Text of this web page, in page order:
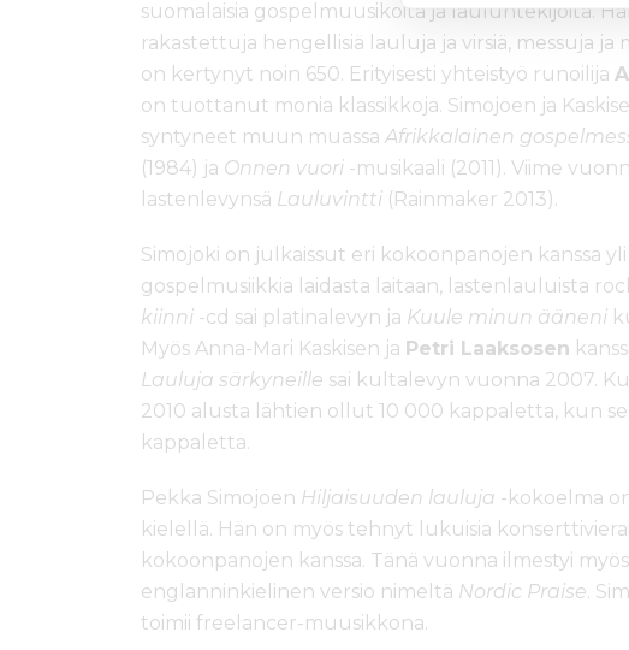
suomalaisia gospelmuusikoita ja lauluntekijöitä.
rakastettuja hengellisiä lauluja ja virsiä, messuja ja
on kertynyt noin 650. Erityisesti yhteistyö runoilija
on tuottanut monia klassikkoja. Simojoen ja
syntyneet muun muassa Afrikkalainen
(1984) ja Onnen vuori -musikaali (2011). Viime
lastenlevynsä Lauluvintti (Rainmaker 2013).
Simojoki on julkaissut eri kokoonpanojen kanssa
gospelmusiikkia laidasta laitaan, lastenlauluista
kiinni -cd sai platinalevyn ja Kuule minun ääneni
Myös Anna-Mari Kaskisen ja Petri Laaksosen
Lauluja särkyneille sai kultalevyn vuonna 2007.
2010 alusta lähtien ollut 10 000 kappaletta, kun se
kappaletta.
Pekka Simojoen Hiljaisuuden lauluja -kokoelma
kielellä. Hän on myös tehnyt lukuisia
kokoonpanojen kanssa. Tänä vuonna ilmestyi
englanninkielinen versio nimeltä Nordic Praise.
toimii freelancer-muusikkona.